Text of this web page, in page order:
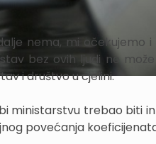
nema, mi očekujemo
bez ovih ljudi ne
i društvo u cjelini.
ministarstvu trebao biti
povećanja